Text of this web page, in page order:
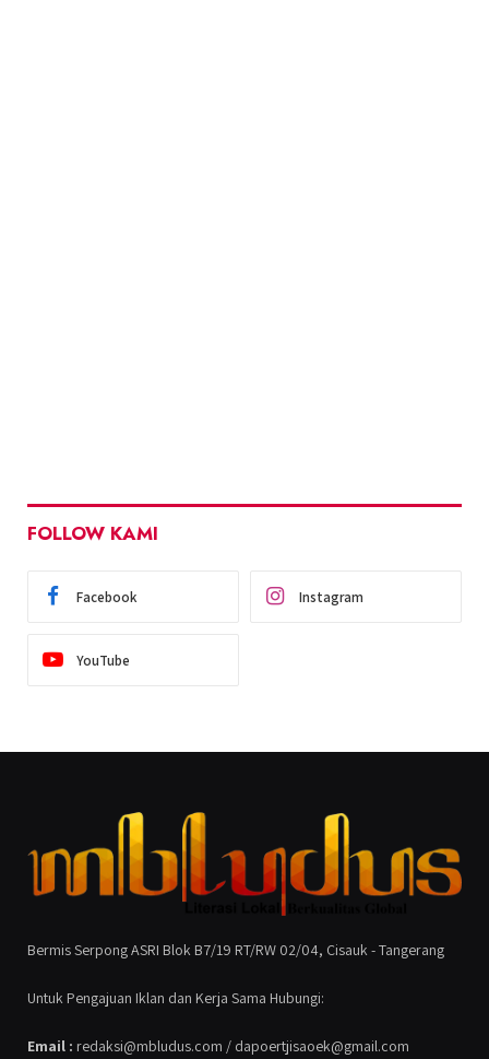
FOLLOW KAMI
Facebook Instagram
YouTube
Bermis Serpong ASRI Blok B7/19 RT/RW 02/04, Cisauk - Tangerang
Untuk Pengajuan Iklan dan Kerja Sama Hubungi:
Email : redaksi@mbludus.com / dapoertjisaoek@gmail.com